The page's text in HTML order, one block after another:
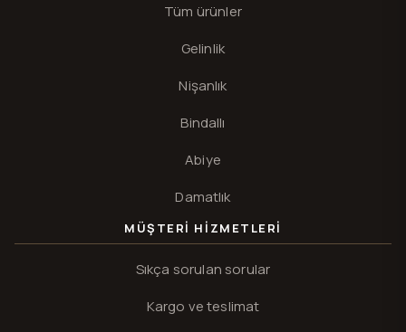
Tüm ürünler
Gelinlik
Nişanlık
Bindallı
Abiye
Damatlık
MÜŞTERI HIZMETLERI
Sıkça sorulan sorular
Kargo ve teslimat